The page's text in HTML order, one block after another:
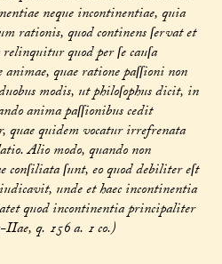
neque incontinentiae, quia
rationis, quod continens ſervat et
quod per ſe cauſa
quae ratione paſſioni non
modis, ut philoſophus dicit, in
anima paſſionibus cedit
quae quidem vocatur irrefrenata
Alio modo, quando non
conſiliata ſunt, eo quod debiliter eſt
unde et haec incontinentia
quod incontinentia principaliter
q. 156 a. 1 co.)